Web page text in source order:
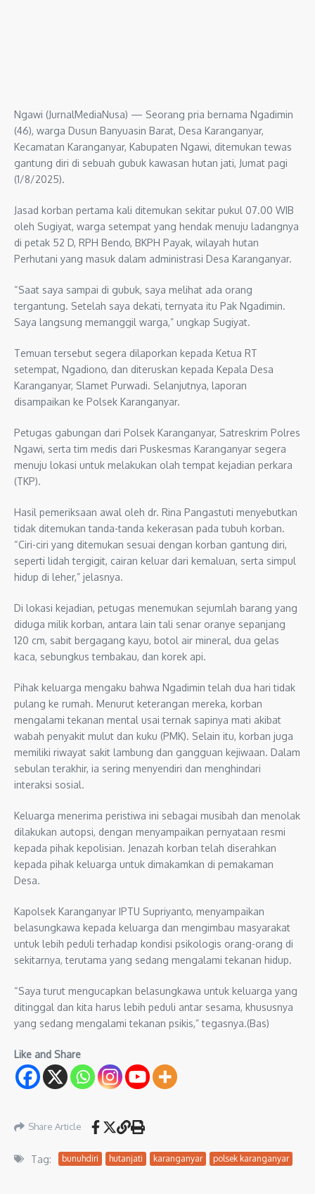
Ngawi (JurnalMediaNusa) — Seorang pria bernama Ngadimin
(46), warga Dusun Banyuasin Barat, Desa Karanganyar,
Kecamatan Karanganyar, Kabupaten Ngawi, ditemukan tewas
gantung diri di sebuah gubuk kawasan hutan jati, Jumat pagi
(1/8/2025).
Jasad korban pertama kali ditemukan sekitar pukul 07.00 WIB
oleh Sugiyat, warga setempat yang hendak menuju ladangnya
di petak 52 D, RPH Bendo, BKPH Payak, wilayah hutan
Perhutani yang masuk dalam administrasi Desa Karanganyar.
“Saat saya sampai di gubuk, saya melihat ada orang
tergantung. Setelah saya dekati, ternyata itu Pak Ngadimin.
Saya langsung memanggil warga,” ungkap Sugiyat.
Temuan tersebut segera dilaporkan kepada Ketua RT
setempat, Ngadiono, dan diteruskan kepada Kepala Desa
Karanganyar, Slamet Purwadi. Selanjutnya, laporan
disampaikan ke Polsek Karanganyar.
Petugas gabungan dari Polsek Karanganyar, Satreskrim Polres
Ngawi, serta tim medis dari Puskesmas Karanganyar segera
menuju lokasi untuk melakukan olah tempat kejadian perkara
(TKP).
Hasil pemeriksaan awal oleh dr. Rina Pangastuti menyebutkan
tidak ditemukan tanda-tanda kekerasan pada tubuh korban.
“Ciri-ciri yang ditemukan sesuai dengan korban gantung diri,
seperti lidah tergigit, cairan keluar dari kemaluan, serta simpul
hidup di leher,” jelasnya.
Di lokasi kejadian, petugas menemukan sejumlah barang yang
diduga milik korban, antara lain tali senar oranye sepanjang
120 cm, sabit bergagang kayu, botol air mineral, dua gelas
kaca, sebungkus tembakau, dan korek api.
Pihak keluarga mengaku bahwa Ngadimin telah dua hari tidak
pulang ke rumah. Menurut keterangan mereka, korban
mengalami tekanan mental usai ternak sapinya mati akibat
wabah penyakit mulut dan kuku (PMK). Selain itu, korban juga
memiliki riwayat sakit lambung dan gangguan kejiwaan. Dalam
sebulan terakhir, ia sering menyendiri dan menghindari
interaksi sosial.
Keluarga menerima peristiwa ini sebagai musibah dan menolak
dilakukan autopsi, dengan menyampaikan pernyataan resmi
kepada pihak kepolisian. Jenazah korban telah diserahkan
kepada pihak keluarga untuk dimakamkan di pemakaman
Desa.
Kapolsek Karanganyar IPTU Supriyanto, menyampaikan
belasungkawa kepada keluarga dan mengimbau masyarakat
untuk lebih peduli terhadap kondisi psikologis orang-orang di
sekitarnya, terutama yang sedang mengalami tekanan hidup.
“Saya turut mengucapkan belasungkawa untuk keluarga yang
ditinggal dan kita harus lebih peduli antar sesama, khususnya
yang sedang mengalami tekanan psikis,” tegasnya.(Bas)
Like and Share
Share Article
Tag: bunuhdiri hutanjati karanganyar polsek karanganyar